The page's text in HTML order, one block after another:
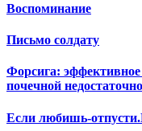
Воспоминание
Письмо солдату
Форсига: эффективное
почечной
Если любишь-